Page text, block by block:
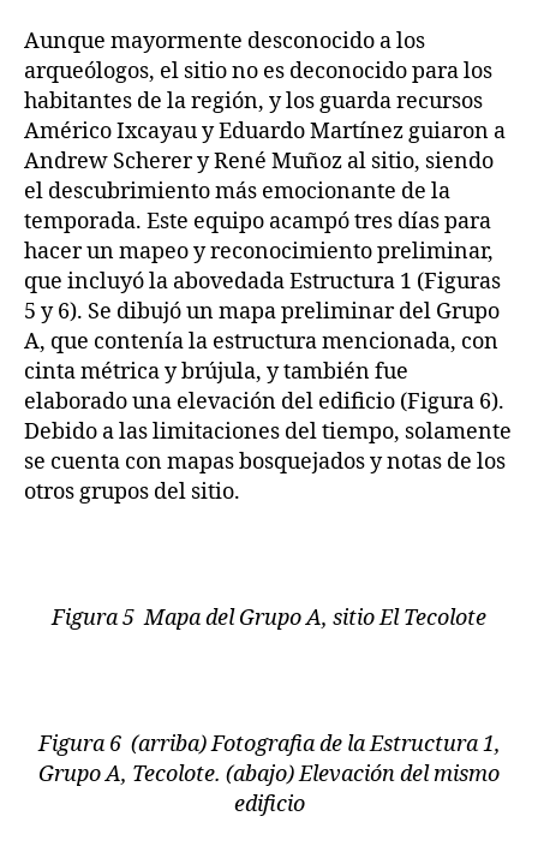
Aunque mayormente desconocido a los
arqueólogos, el sitio no es deconocido para los
habitantes de la región, y los guarda recursos
Américo Ixcayau y Eduardo Martínez guiaron a
Andrew Scherer y René Muñoz al sitio, siendo
el descubrimiento más emocionante de la
temporada. Este equipo acampó tres días para
hacer un mapeo y reconocimiento preliminar,
que incluyó la abovedada Estructura 1 (Figuras
5 y 6). Se dibujó un mapa preliminar del Grupo
A, que contenía la estructura mencionada, con
cinta métrica y brújula, y también fue
elaborado una elevación del edificio (Figura 6).
Debido a las limitaciones del tiempo, solamente
se cuenta con mapas bosquejados y notas de los
otros grupos del sitio.
Figura 5 Mapa del Grupo A, sitio El Tecolote
Figura 6 (arriba) Fotografia de la Estructura 1,
Grupo A, Tecolote. (abajo) Elevación del mismo
edificio